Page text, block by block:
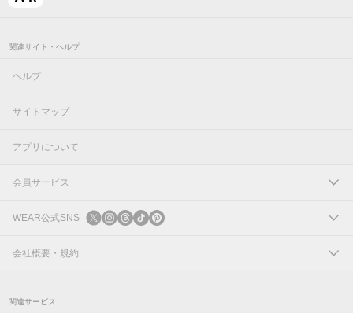
関連サイト・ヘルプ
ヘルプ
サイトマップ
アプリについて
会員サービス
ログイン
新規会員登録
WEAR公式SNS
X
会社概要・規約
関連サービス